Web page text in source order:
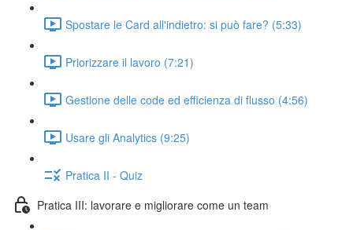
Spostare le Card all'indietro: si può fare? (5:33)
Priorizzare il lavoro (7:21)
Gestione delle code ed efficienza di flusso (4:56)
Usare gli Analytics (9:25)
Pratica II - Quiz
Pratica III: lavorare e migliorare come un team